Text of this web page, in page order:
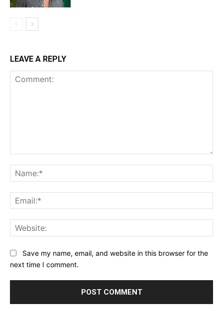
LEAVE A REPLY
Save my name, email, and website in this browser for the
next time I comment.